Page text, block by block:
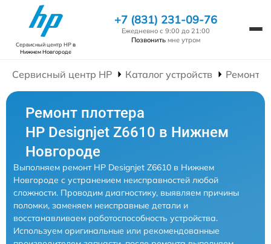
Сервисный центр HPв
Нижнем Новгороде
+7 (831) 231-09-76
Ежедневно с 9:00 до 21:00
Позвонить мне утром
Сервисный центр HP Каталог устройств Ремонт
Ремонт плоттера
HP Designjet Z6610 в Нижнем
Новгороде
Выполняем ремонт HP Designjet Z6610 в Нижнем
Новгороде с устранением неисправностей любой
сложности. Проводим диагностику, выявляем причины
поломки, заменяем неисправные детали и
восстанавливаем работоспособность устройства.
Используем оригинальные или рекомендованные